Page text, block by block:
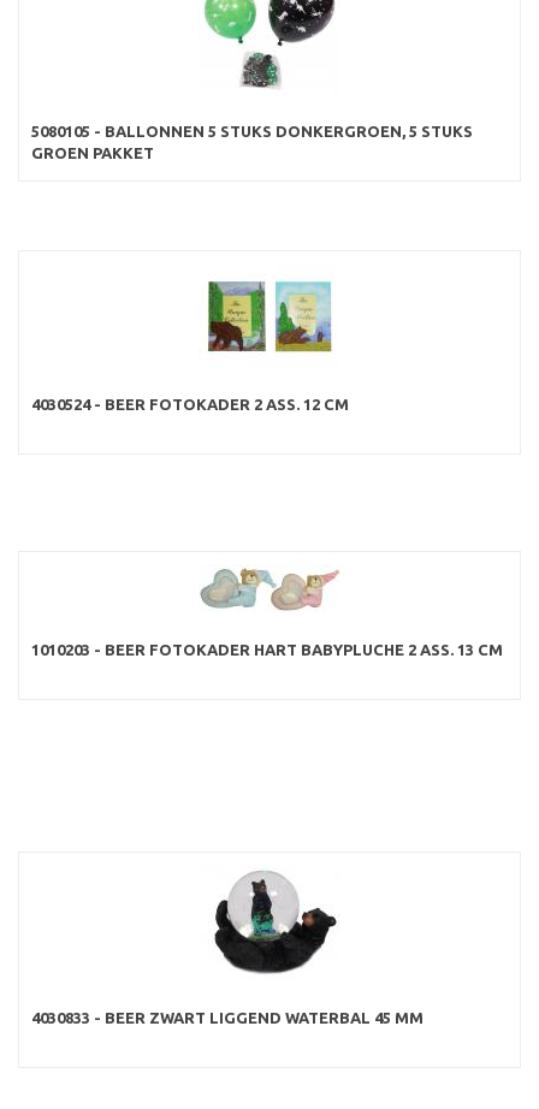
5080105 - BALLONNEN 5 STUKS DONKERGROEN, 5 STUKS
GROEN PAKKET
4030524 - BEER FOTOKADER 2 ASS. 12 CM
1010203 - BEER FOTOKADER HART BABYPLUCHE 2 ASS. 13 CM
4030833 - BEER ZWART LIGGEND WATERBAL 45 MM